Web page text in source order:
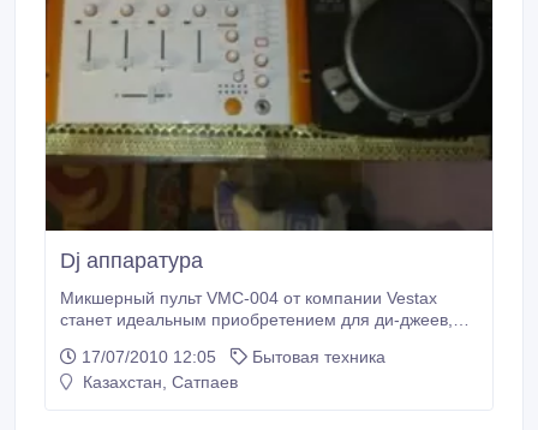
Dj аппаратура
Микшерный пульт VMC-004 от компании Vestax
станет идеальным приобретением для ди-джеев,
мастерство. Подходит для всех музыкальных
стилей, включая скретч. Данный микшер имеет 4
17/07/2010 12:05
Бытовая техника
Казахстан, Сатпаев